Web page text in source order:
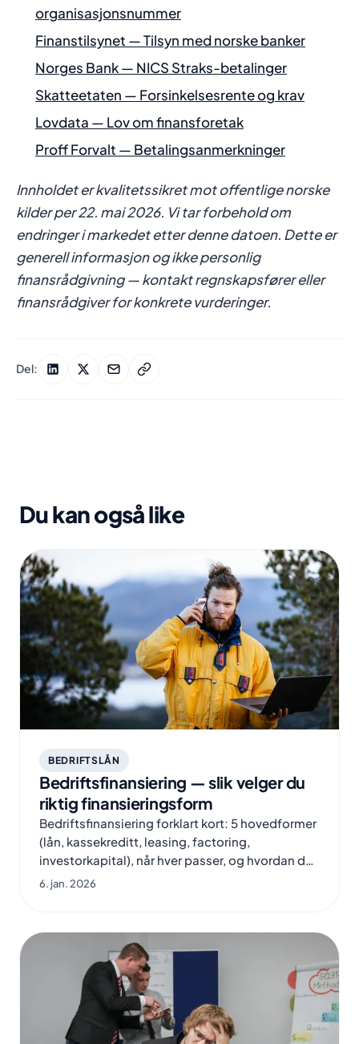
organisasjonsnummer
Finanstilsynet — Tilsyn med norske banker
Norges Bank — NICS Straks-betalinger
Skatteetaten — Forsinkelsesrente og krav
Lovdata — Lov om finansforetak
Proff Forvalt — Betalingsanmerkninger
Innholdet er kvalitetssikret mot offentlige norske
kilder per 22. mai 2026. Vi tar forbehold om
endringer i markedet etter denne datoen. Dette er
generell informasjon og ikke personlig
finansrådgivning — kontakt regnskapsfører eller
finansrådgiver for konkrete vurderinger.
Del:
Du kan også like
BEDRIFTSLÅN
Bedriftsfinansiering — slik velger du
riktig finansieringsform
Bedriftsfinansiering forklart kort: 5 hovedformer
(lån, kassekreditt, leasing, factoring,
investorkapital), når hver passer, og hvordan du
velger riktig.
6. jan. 2026